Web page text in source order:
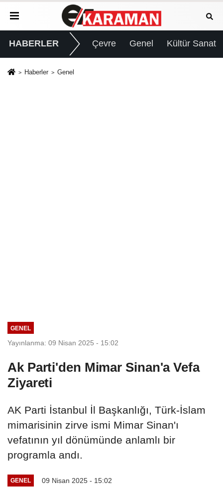
HABERLER Çevre Genel Kültür Sanat
Haberler Genel
GENEL
Yayınlanma: 09 Nisan 2025 - 15:02
Ak Parti'den Mimar Sinan'a Vefa
Ziyareti
AK Parti İstanbul İl Başkanlığı, Türk-İslam
mimarisinin zirve ismi Mimar Sinan'ı
vefatının yıl dönümünde anlamlı bir
programla andı.
GENEL 09 Nisan 2025 - 15:02